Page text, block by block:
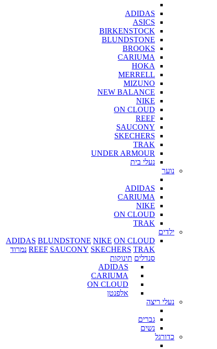
ADIDAS
ASICS
BIRKENSTOCK
BLUNDSTONE
BROOKS
CARIUMA
HOKA
MERRELL
MIZUNO
NEW BALANCE
NIKE
ON CLOUD
REEF
SAUCONY
SKECHERS
TRAK
UNDER ARMOUR
נעלי בית
נוער
ADIDAS
CARIUMA
NIKE
ON CLOUD
TRAK
ילדים
ADIDAS BLUNDSTONE NIKE ON CLOUD
REEF SAUCONY SKECHERS TRAK
נמרוד
סנדלים תינוקות
ADIDAS
CARIUMA
ON CLOUD
אלפנטן
נעלי ריצה
גברים
נשים
כדורגל